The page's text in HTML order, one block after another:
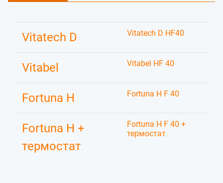
Vitatech D Vitatech D HF40
Vitabel Vitabel HF 40
Fortuna H Fortuna H F 40
Fortuna H +
термостат
Fortuna H F 40 +
термостат